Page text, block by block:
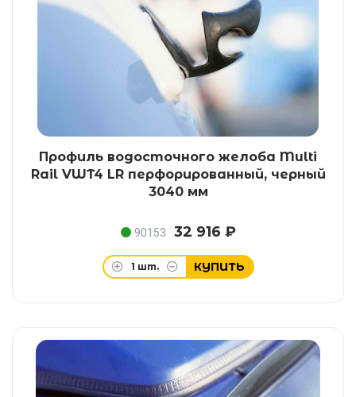
Профиль водосточного желоба Multi
Rail VWT4 LR перфорированный, черный
3040 мм
90153 32 916 ₽
1 шт. КУПИТЬ